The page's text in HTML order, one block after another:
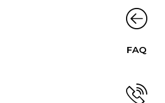
FAQ